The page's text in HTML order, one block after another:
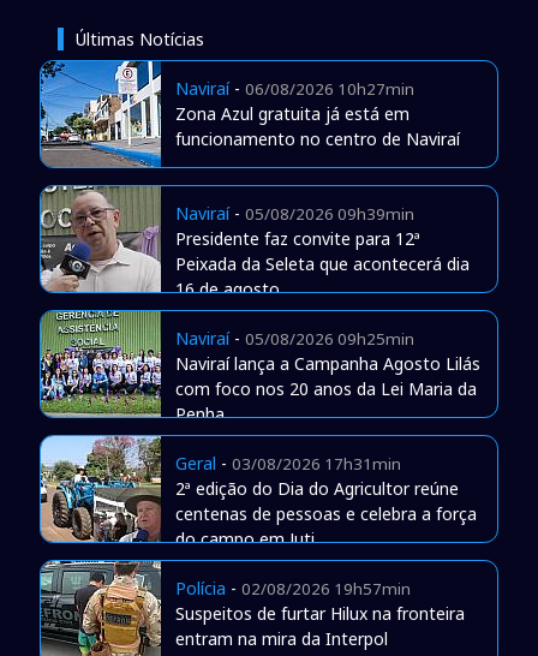
Últimas Notícias
Naviraí- 06/08/2026 10h27min
Zona Azul gratuita já está em
funcionamento no centro de Naviraí
Naviraí- 05/08/2026 09h39min
Presidente faz convite para 12ª
Peixada da Seleta que acontecerá dia
16 de agosto
Naviraí- 05/08/2026 09h25min
Naviraí lança a Campanha Agosto Lilás
com foco nos 20 anos da Lei Maria da
Penha
Geral - 03/08/2026 17h31min
2ª edição do Dia do Agricultor reúne
centenas de pessoas e celebra a força
do campo em Juti
Polícia - 02/08/2026 19h57min
Suspeitos de furtar Hilux na fronteira
entram na mira da Interpol